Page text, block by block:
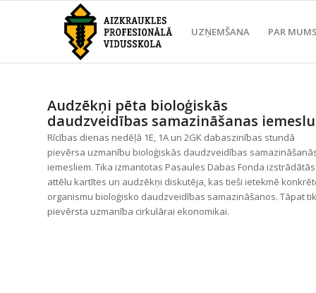
UZŅEMŠANA PAR MUMS
Audzēkņi pēta bioloģiskās
daudzveidības samazināšanas
Rīcības dienas nedēļā 1E, 1A un 2GK dabaszinības stundā
pievērsa uzmanību bioloģiskās daudzveidības
iemesliem. Tika izmantotas Pasaules Dabas Fonda izstrādātās
attēlu kartītes un audzēkņi diskutēja, kas tieši ietekmē
organismu bioloģisko daudzveidības samazināšanos. Tāpat
pievērsta uzmanība cirkulārai ekonomikai.